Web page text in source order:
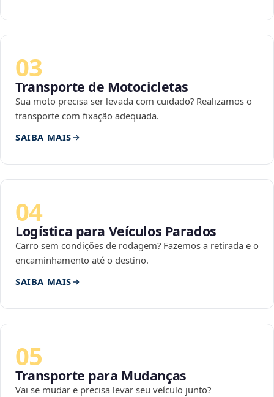
03
Transporte de Motocicletas
Sua moto precisa ser levada com cuidado? Realizamos o
transporte com fixação adequada.
SAIBA MAIS
04
Logística para Veículos Parados
Carro sem condições de rodagem? Fazemos a retirada e o
encaminhamento até o destino.
SAIBA MAIS
05
Transporte para Mudanças
Vai se mudar e precisa levar seu veículo junto?